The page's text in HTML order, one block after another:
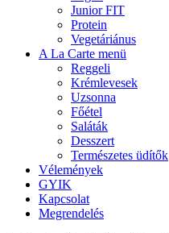
Junior FIT
Protein
Vegetáriánus
A La Carte menü
Reggeli
Krémlevesek
Uzsonna
Főétel
Saláták
Desszert
Természetes üdítők
Vélemények
GYIK
Kapcsolat
Megrendelés